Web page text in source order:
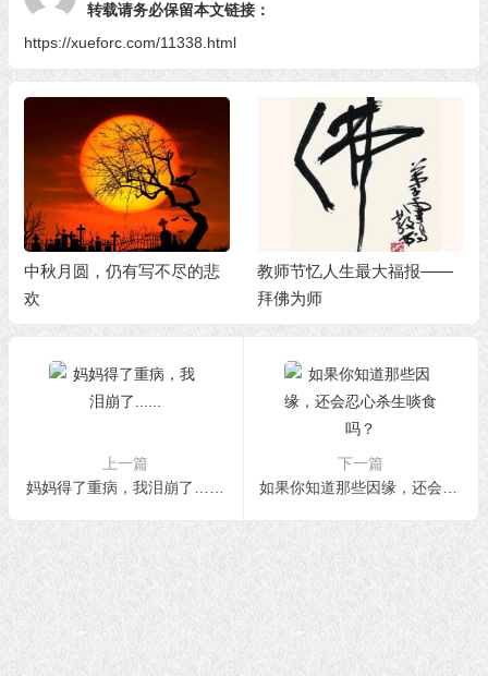
转载请务必保留本文链接：
https://xueforc.com/11338.html
中秋月圆，仍有写不尽的悲
欢
教师节忆人生最大福报——
拜佛为师
上一篇
妈妈得了重病，我泪崩了……
下一篇
如果你知道那些因缘，还会忍心杀生啖食吗？